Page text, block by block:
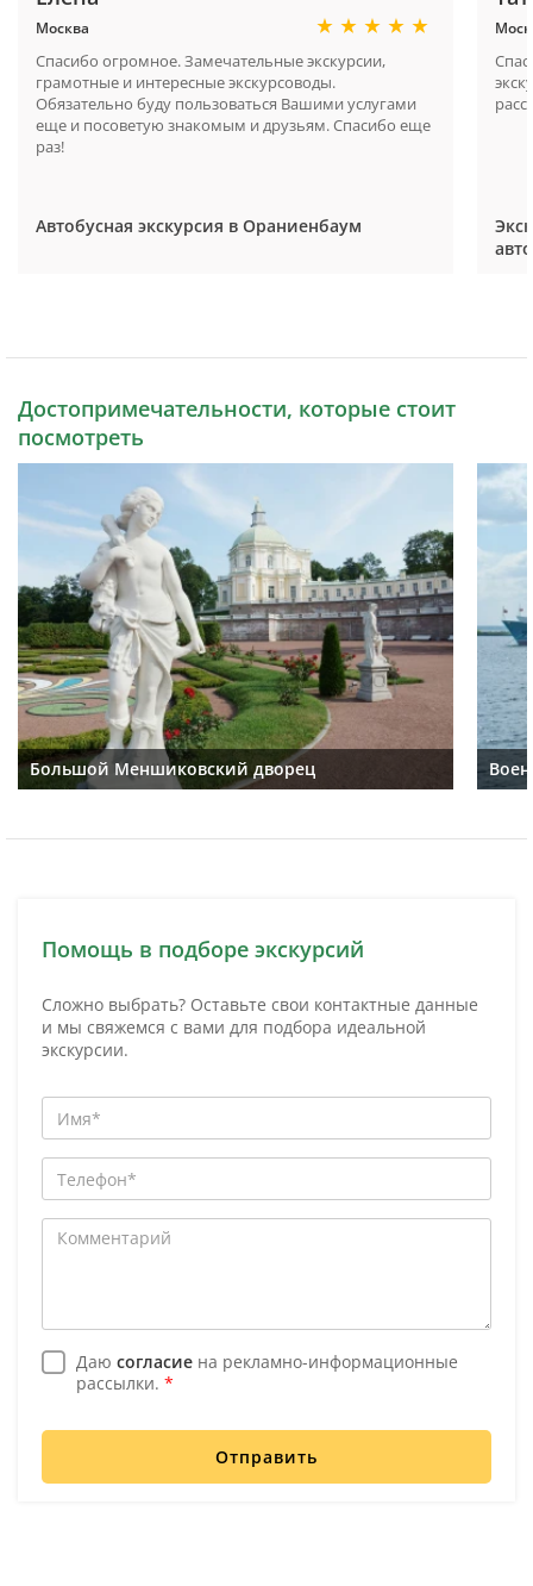
Москва
Спасибо огромное. Замечательные экскурсии,
грамотные и интересные экскурсоводы.
Обязательно буду пользоваться Вашими услугами
еще и посоветую знакомым и друзьям. Спасибо еще
раз!
Автобусная экскурсия в Ораниенбаум
Достопримечательности, которые стоит
посмотреть
Большой Меншиковский дворец
Помощь в подборе экскурсий
Сложно выбрать? Оставьте свои контактные данные
и мы свяжемся с вами для подбора идеальной
экскурсии.
Даю согласие на рекламно-информационные
рассылки. *
Отправить